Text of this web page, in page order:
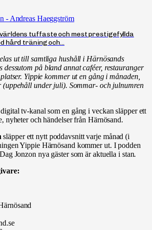
tuffaste och mest prestigefyllda
hård träning och...
ut till samtliga hushåll i Härnösands
dessutom på bland annat caféer, restauranger
Yippie kommer ut en gång i månaden,
(uppehåll under juli). Sommar- och julnumren
tv-kanal som en gång i veckan släpper ett
nyheter och händelser från Härnösand.
släpper ett nytt poddavsnitt varje månad (i
Yippie Härnösand kommer ut. I podden
Jonzon nya gäster som är aktuella i stan.